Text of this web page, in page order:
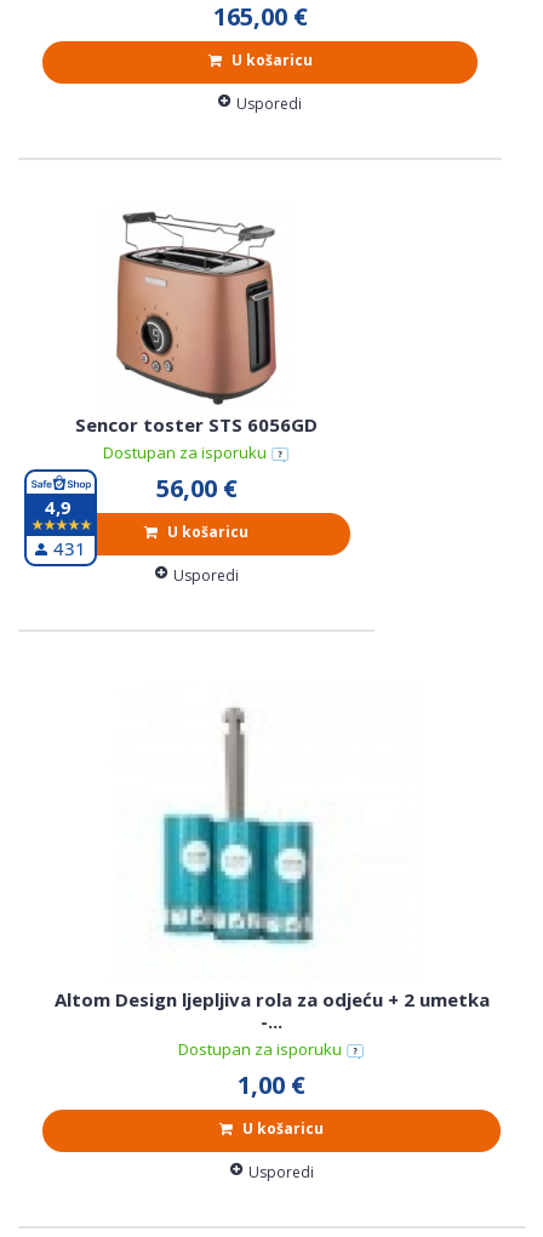
165,00 €
U košaricu
Usporedi
Sencor toster STS 6056GD
Dostupan za isporuku
56,00 €
U košaricu
Usporedi
Altom Design ljepljiva rola za odjeću + 2 umetka
-...
Dostupan za isporuku
1,00 €
U košaricu
Usporedi
4,9
431